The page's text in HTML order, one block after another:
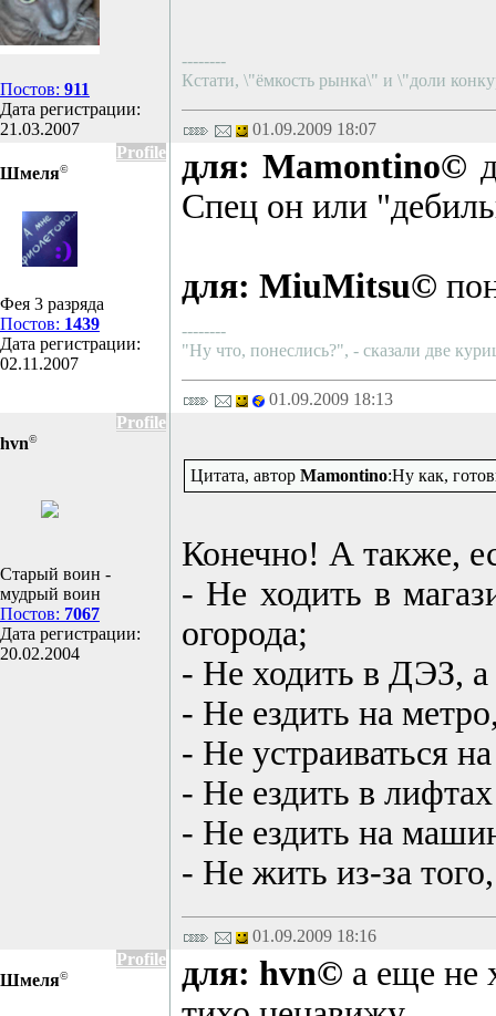
Постов: 911
Дата регистрации:
21.03.2007
--------
Кстати, \"ёмкость рынка\" и \"доли
01.09.2009 18:07
Profile
Шмеля©
Фея 3 разряда
Постов: 1439
Дата регистрации:
02.11.2007
для: Mamontino©
Спец он или
для: MiuMitsu©
--------
"Ну что, понеслись?", - сказали две
01.09.2009 18:13
Profile
hvn©
Старый воин -
мудрый воин
Постов: 7067
Дата регистрации:
20.02.2004
Цитата, автор Mamontino:Ну как,
Конечно! А также,
- Не ходить в
огорода;
- Не ходить в ДЭЗ, а
- Не ездить на
- Не устраиваться
- Не ездить в
- Не ездить на
- Не жить из-за
01.09.2009 18:16
Profile
Шмеля© для: hvn© а еще не